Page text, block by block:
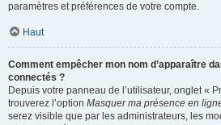
paramètres et préférences de votre compte.
Haut
Comment empêcher mon nom d’apparaître
connectés ?
Depuis votre panneau de l’utilisateur, onglet «
trouverez l’option Masquer ma présence en
serez visible que par les administrateurs, les